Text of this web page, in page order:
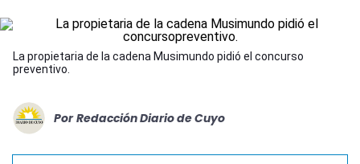
La propietaria de la cadena Musimundo pidió el concurso
preventivo.
Por Redacción Diario de Cuyo